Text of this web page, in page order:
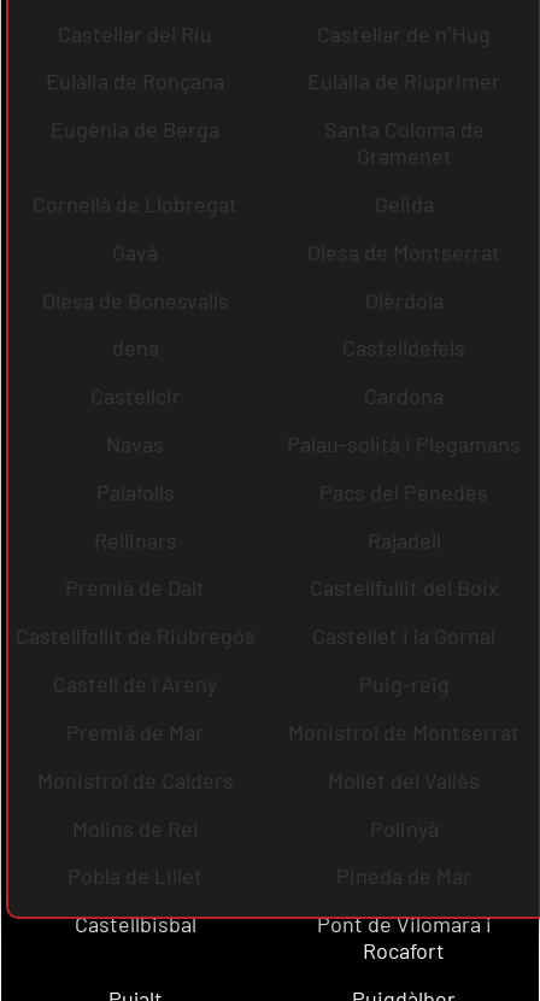
Castellar del Riu
Castellar de n´Hug
Eulàlia de Ronçana
Eulàlia de Riuprimer
Eugènia de Berga
Santa Coloma de
Gramenet
Cornellà de Llobregat
Gelida
Gavà
Olesa de Montserrat
Olesa de Bonesvalls
Olèrdola
dena
Castelldefels
Castellcir
Cardona
Navas
Palau-solità i Plegamans
Palafolls
Pacs del Penedès
Rellinars
Rajadell
Premià de Dalt
Castellfullit del Boix
Castellfollit de Riubregós
Castellet i la Gornal
Castell de l´Areny
Puig-reig
Premià de Mar
Monistrol de Montserrat
Monistrol de Calders
Mollet del Vallès
Molins de Rei
Polinyà
Pobla de Lillet
Pineda de Mar
Castellbisbal
Pont de Vilomara i
Rocafort